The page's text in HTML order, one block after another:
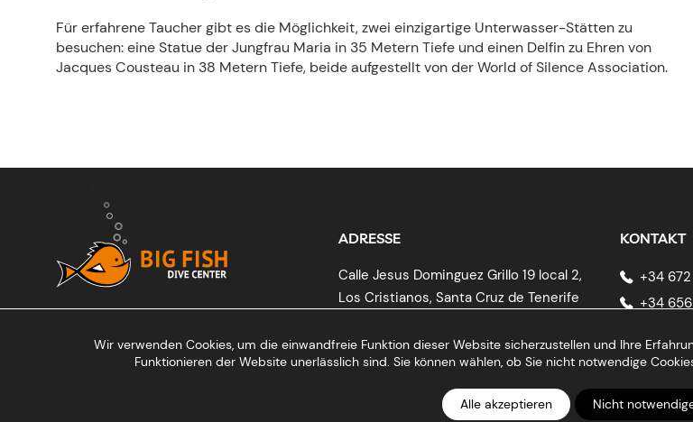
Für erfahrene Taucher gibt es die Möglichkeit, zwei einzigartige Unterwasser-Stätten zu
besuchen: eine Statue der Jungfrau Maria in 35 Metern Tiefe und einen Delfin zu Ehren von
Jacques Cousteau in 38 Metern Tiefe, beide aufgestellt von der World of Silence Association.
ADRESSE
Calle Jesus Dominguez Grillo 19 local 2,
Los Cristianos, Santa Cruz de Tenerife
KONTAKT
+34
+34
Wir verwenden Cookies, um die einwandfreie Funktion dieser Website sicherzustellen und Ihre
Funktionieren der Website unerlässlich sind. Sie können wählen, ob Sie nicht notwendige
Alle akzeptieren Nicht